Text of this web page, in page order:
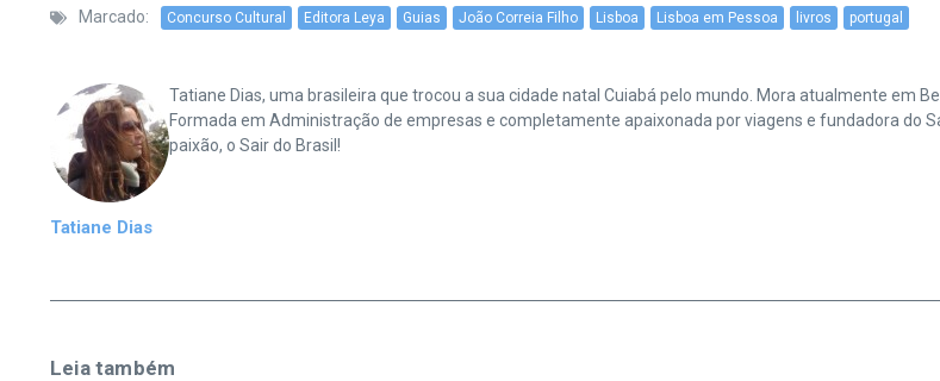
Marcado: Concurso Cultural Editora Leya Guias João Correia Filho Lisboa Lisboa em Pessoa livros portugal
Tatiane Dias
Tatiane Dias, uma brasileira que trocou a sua cidade natal Cuiabá pelo mundo. Mora atualmente em
Formada em Administração de empresas e completamente apaixonada por viagens e fundadora do
paixão, o Sair do Brasil!
Leia também